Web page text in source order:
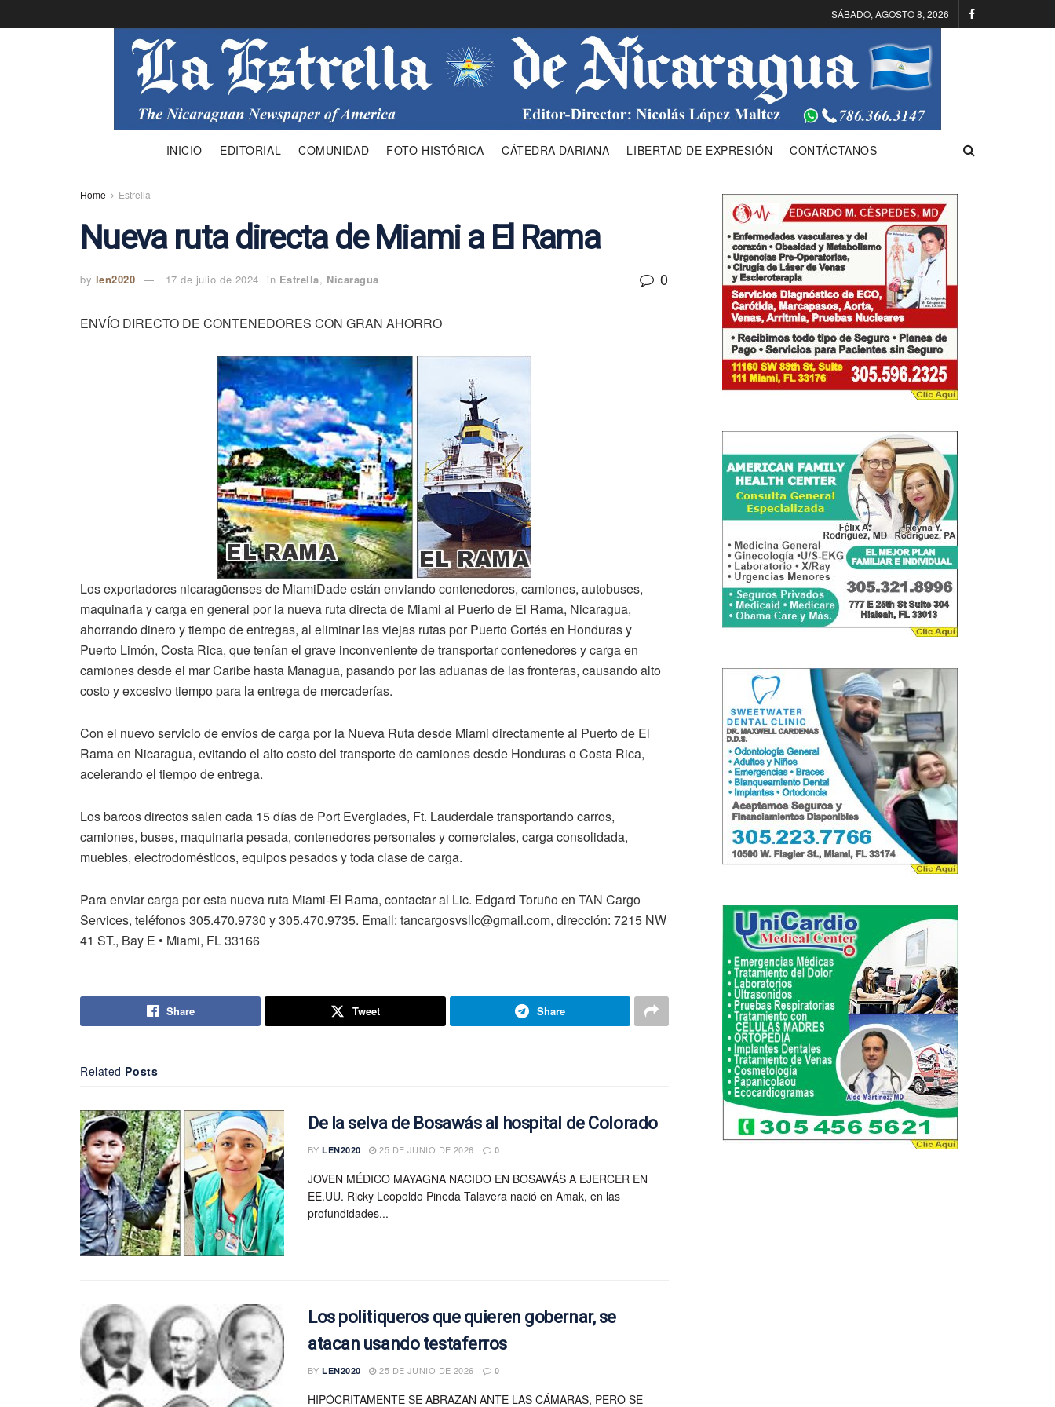
SÁBADO, AGOSTO 8, 2026
INICIO EDITORIAL COMUNIDAD FOTO HISTÓRICA CÁTEDRA DARIANA LIBERTAD DE EXPRESIÓN CONTÁCTANOS
Home Estrella
Nueva ruta directa de Miami a El Rama
by len2020 17 de julio de 2024 in Estrella, Nicaragua 0
ENVÍO DIRECTO DE CONTENEDORES CON GRAN AHORRO
Los exportadores nicaragüenses de MiamiDade están enviando contenedores, camiones, autobuses,
maquinaria y carga en general por la nueva ruta directa de Miami al Puerto de El Rama, Nicaragua,
ahorrando dinero y tiempo de entregas, al eliminar las viejas rutas por Puerto Cortés en Honduras y
Puerto Limón, Costa Rica, que tenían el grave inconveniente de transportar contenedores y carga en
camiones desde el mar Caribe hasta Managua, pasando por las aduanas de las fronteras, causando alto
costo y excesivo tiempo para la entrega de mercaderías.
Con el nuevo servicio de envíos de carga por la Nueva Ruta desde Miami directamente al Puerto de El
Rama en Nicaragua, evitando el alto costo del transporte de camiones desde Honduras o Costa Rica,
acelerando el tiempo de entrega.
Los barcos directos salen cada 15 días de Port Everglades, Ft. Lauderdale transportando carros,
camiones, buses, maquinaria pesada, contenedores personales y comerciales, carga consolidada,
muebles, electrodomésticos, equipos pesados y toda clase de carga.
Para enviar carga por esta nueva ruta Miami-El Rama, contactar al Lic. Edgard Toruño en TAN Cargo
Services, teléfonos 305.470.9730 y 305.470.9735. Email: tancargosvsllc@gmail.com, dirección: 7215 NW
41 ST., Bay E • Miami, FL 33166
Share Tweet Share
Related Posts
De la selva de Bosawás al hospital de Colorado
BY LEN2020 25 DE JUNIO DE 2026 0
JOVEN MÉDICO MAYAGNA NACIDO EN BOSAWÁS A EJERCER EN
EE.UU. Ricky Leopoldo Pineda Talavera nació en Amak, en las
profundidades...
Los politiqueros que quieren gobernar, se
atacan usando testaferros
BY LEN2020 25 DE JUNIO DE 2026 0
HIPÓCRITAMENTE SE ABRAZAN ANTE LAS CÁMARAS, PERO SE